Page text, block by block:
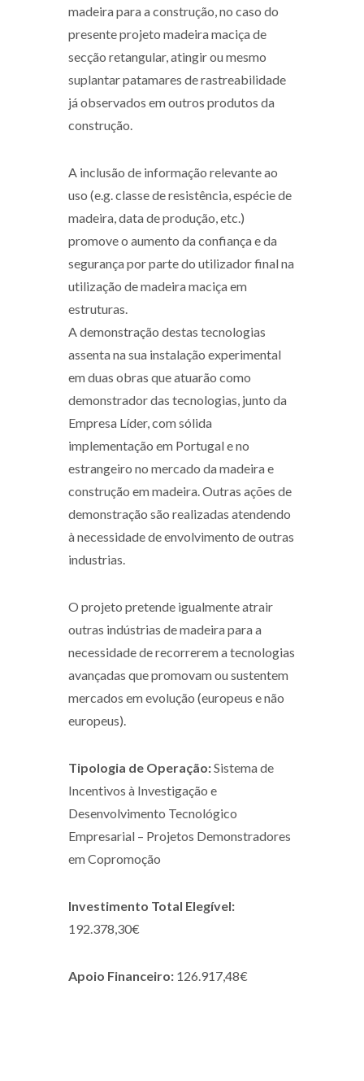
madeira para a construção, no caso do
presente projeto madeira maciça de
secção retangular, atingir ou mesmo
suplantar patamares de rastreabilidade
já observados em outros produtos da
construção.
A inclusão de informação relevante ao
uso (e.g. classe de resistência, espécie de
madeira, data de produção, etc.)
promove o aumento da confiança e da
segurança por parte do utilizador final na
utilização de madeira maciça em
estruturas.
A demonstração destas tecnologias
assenta na sua instalação experimental
em duas obras que atuarão como
demonstrador das tecnologias, junto da
Empresa Líder, com sólida
implementação em Portugal e no
estrangeiro no mercado da madeira e
construção em madeira. Outras ações de
demonstração são realizadas atendendo
à necessidade de envolvimento de outras
industrias.
O projeto pretende igualmente atrair
outras indústrias de madeira para a
necessidade de recorrerem a tecnologias
avançadas que promovam ou sustentem
mercados em evolução (europeus e não
europeus).
Tipologia de Operação:Sistema de
Incentivos à Investigação e
Desenvolvimento Tecnológico
Empresarial – Projetos Demonstradores
em Copromoção
Investimento Total Elegível:
192.378,30€
Apoio Financeiro: 126.917,48€